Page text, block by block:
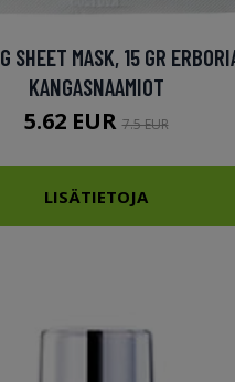
SHEET MASK, 15 GR
KANGASNAAMIOT
5.62 EUR7.5 EUR
LISÄTIETOJA